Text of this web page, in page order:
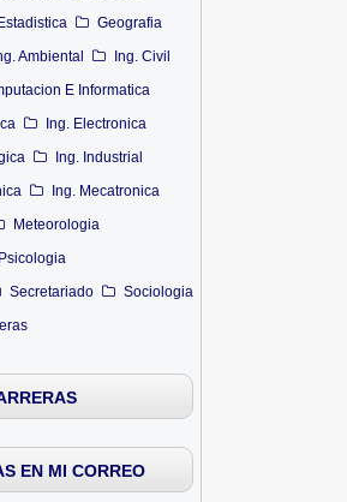
Estadistica
Geografia
Ambiental
Ing. Civil
E Informatica
Ing. Electronica
Ing. Industrial
Ing. Mecatronica
Meteorologia
Psicologia
Secretariado
Sociologia
EN MI CORREO